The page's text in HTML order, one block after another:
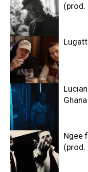
(prod.
Ngee
(prod.